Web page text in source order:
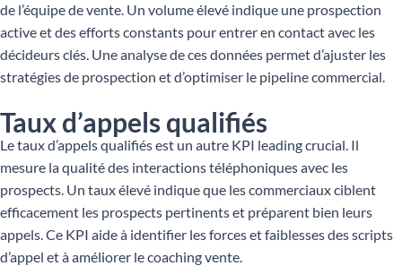
de l’équipe de vente. Un volume élevé indique une prospection
active et des efforts constants pour entrer en contact avec les
décideurs clés. Une analyse de ces données permet d’ajuster les
stratégies de prospection et d’optimiser le pipeline commercial.
Taux d’appels qualifiés
Le taux d’appels qualifiés est un autre KPI leading crucial. Il
mesure la qualité des interactions téléphoniques avec les
prospects. Un taux élevé indique que les commerciaux ciblent
efficacement les prospects pertinents et préparent bien leurs
appels. Ce KPI aide à identifier les forces et faiblesses des scripts
d’appel et à améliorer le coaching vente.